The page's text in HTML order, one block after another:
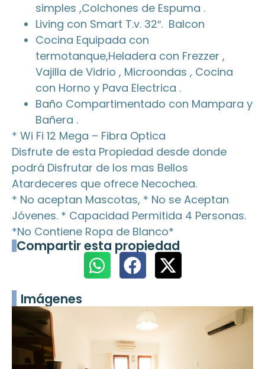
simples ,Colchones de Espuma .
Living con Smart T.v. 32″. Balcon
Cocina Equipada con
termotanque,Heladera con Frezzer ,
Vajilla de Vidrio , Microondas , Cocina
con Horno y Pava Electrica .
Baño Compartimentado con Mampara y
Bañera .
* Wi Fi 12 Mega – Fibra Optica
Disfrute de esta Propiedad desde donde
podrá Disfrutar de los mas Bellos
Atardeceres que ofrece Necochea.
* No aceptan Mascotas, * No se Aceptan
Jóvenes. * Capacidad Permitida 4 Personas.
*No Contiene Ropa de Blanco*
Compartir esta propiedad
Imágenes